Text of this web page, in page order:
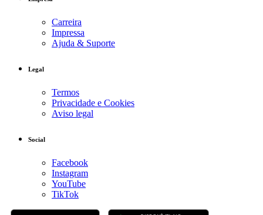
Carreira
Impressa
Ajuda & Suporte
Legal
Termos
Privacidade e Cookies
Aviso legal
Social
Facebook
Instagram
YouTube
TikTok